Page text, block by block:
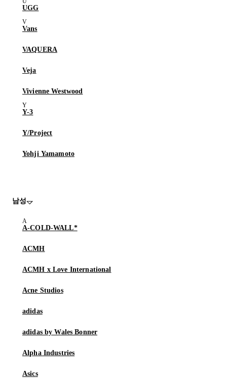
UGG
Vans
VAQUERA
Veja
Vivienne Westwood
Y-3
Y/Project
Yohji Yamamoto
남성
A-COLD-WALL*
ACMH
ACMH x Love International
Acne Studios
adidas
adidas by Wales Bonner
Alpha Industries
Asics